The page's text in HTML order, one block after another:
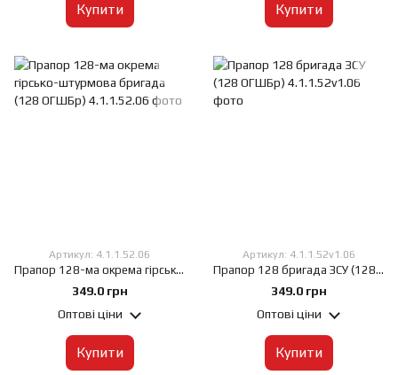
Купити Купити
Артикул: 4.1.1.52.06
Прапор 128-ма окрема гірсько-штурмова бригада (128 ОГШБр), 60х90 см, Габардин 120 г/м², Сублімаційний друк, односторонній, Кишеня під древко зліва
349.0 грн
Оптові ціни
Купити
Артикул: 4.1.1.52v1.06
Прапор 128 бригада ЗСУ (128 ОГШБр), 60х90 см, Габардин 120 г/м², Сублімаційний друк, односторонній, Кишеня під древко зліва
349.0 грн
Оптові ціни
Купити